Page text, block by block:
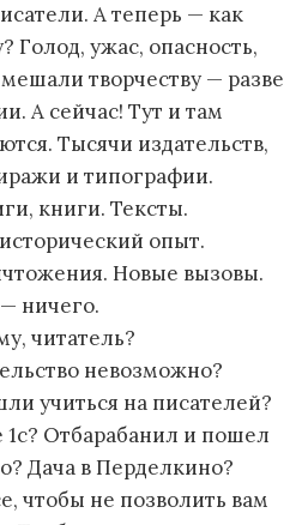
А теперь — как
Голод, ужас, опасность,
творчеству — разве
А сейчас! Тут и там
Тысячи издательств,
и типографии.
книги. Тексты.
опыт.
Новые вызовы.
ничего.
читатель?
невозможно?
учиться на писателей?
1с? Отбарабанил и пошел
Дача в Перделкино?
чтобы не позволить вам